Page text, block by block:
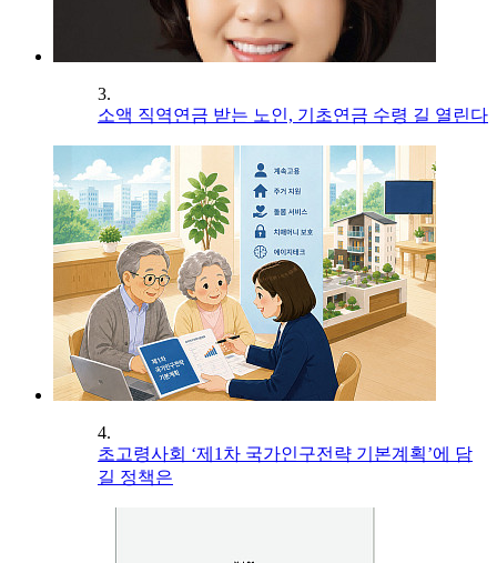
3.
소액 직역연금 받는 노인, 기초연금 수령 길 열린다
4.
초고령사회 ‘제1차 국가인구전략 기본계획’에 담
길 정책은